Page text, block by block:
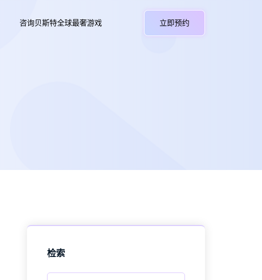
咨询贝斯特全球最奢游戏 立即预约
检索